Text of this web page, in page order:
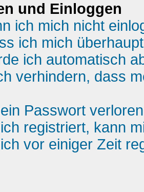
und Einloggen
ich mich nicht
ich mich
ich automatisch
verhindern, dass
Passwort
registriert, kann
vor einiger Zeit